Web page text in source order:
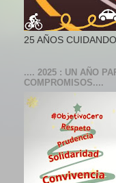
25 AÑOS
.... 2025 : UN AÑO
COMPROMISOS....